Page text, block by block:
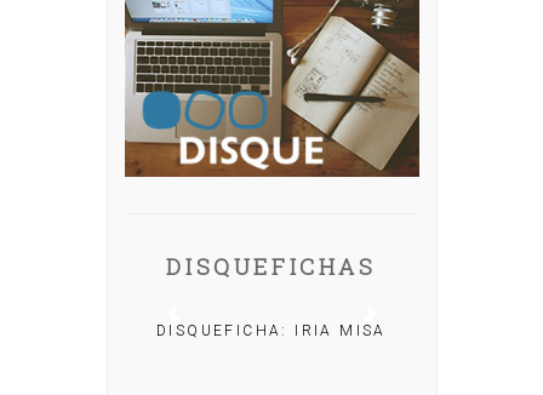
DISQUEFICHAS
DISQUEFICHA: IRIA MISA